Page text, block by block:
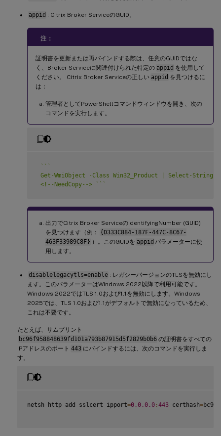
appid : Citrix Broker ServiceのGUID。
注：
証明書を更新または再バインドする際は、任意のGUIDではな
く、Broker Serviceに関連付けられた特定の appid を使用して
ください。 Citrix Broker Serviceの正しい appid を見つけるに
は：
管理者としてPowerShellコマンドウィンドウを開き、次の
コマンドを実行します。
` ` `
Get-WmiObject -Class Win32_Product | Select-String
<!--NeedCopy-->
` ` `
出力でCitrix Broker ServiceのIdentifyingNumber (GUID)
を見つけます（例：
{D333C884-187F-447C-8C67-
463F33989C8F} ）。このGUIDを appid パラメーターに使
用します。
disablelegacytls=enable : レガシーバージョンのTLSを無効にし
ます。このパラメーターはWindows 2022以降で利用可能です。
Windows 2022ではTLS 1.0および1.1を無効にします。Windows
2025では、TLS 1.0および1.1がデフォルトで無効になっているため、
これは不要です。
たとえば、サムプリント
bc96f958848639fd101a793b87915d5f2829b0b6 の証明書をすべての
IPアドレスのポート 443 にバインドするには、次のコマンドを実行しま
す。
netsh http add sslcert ipport=0.0 .0 .0 :443 certhash=